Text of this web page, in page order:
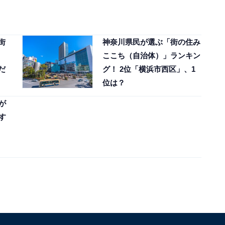
神奈川県民が選ぶ「街の住み
ここち（自治体）」ランキン
グ！ 2位「横浜市西区」、1
位は？